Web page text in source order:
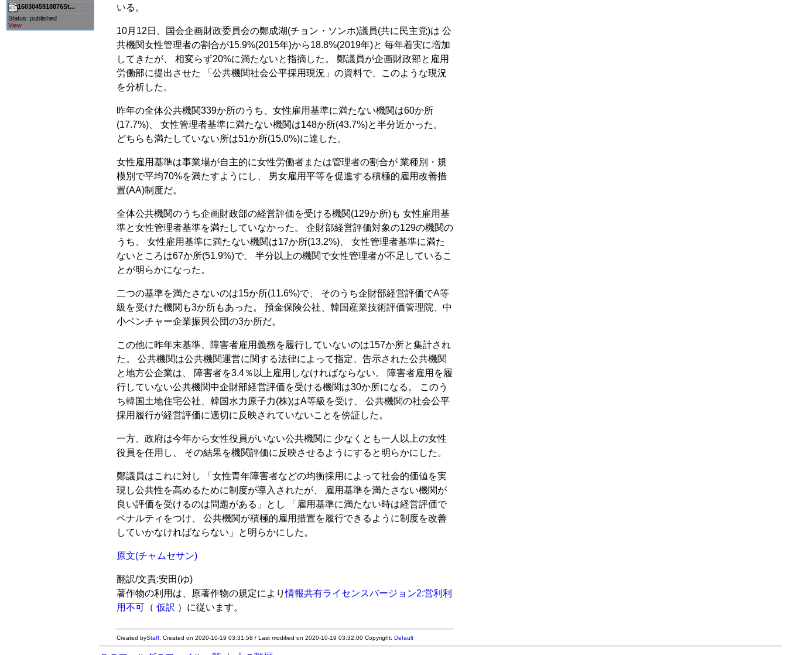
1603045918876St...
Status: published
View
いる。
10月12日、国会企画財政委員会の鄭成湖(チョン・ソンホ)議員(共に民主党)は 公
共機関女性管理者の割合が15.9%(2015年)から18.8%(2019年)と 毎年着実に増加
してきたが、 相変らず20%に満たないと指摘した。 鄭議員が企画財政部と雇用
労働部に提出させた 「公共機関社会公平採用現況」の資料で、このような現況
を分析した。
昨年の全体公共機関339か所のうち、女性雇用基準に満たない機関は60か所
(17.7%)、 女性管理者基準に満たない機関は148か所(43.7%)と半分近かった。
どちらも満たしていない所は51か所(15.0%)に達した。
女性雇用基準は事業場が自主的に女性労働者または管理者の割合が 業種別・規
模別で平均70%を満たすようにし、 男女雇用平等を促進する積極的雇用改善措
置(AA)制度だ。
全体公共機関のうち企画財政部の経営評価を受ける機関(129か所)も 女性雇用基
準と女性管理者基準を満たしていなかった。 企財部経営評価対象の129の機関の
うち、 女性雇用基準に満たない機関は17か所(13.2%)、 女性管理者基準に満た
ないところは67か所(51.9%)で、 半分以上の機関で女性管理者が不足しているこ
とが明らかになった。
二つの基準を満たさないのは15か所(11.6%)で、 そのうち企財部経営評価でA等
級を受けた機関も3か所もあった。 預金保険公社、韓国産業技術評価管理院、中
小ベンチャー企業振興公団の3か所だ。
この他に昨年末基準、障害者雇用義務を履行していないのは157か所と集計され
た。 公共機関は公共機関運営に関する法律によって指定、告示された公共機関
と地方公企業は、 障害者を3.4％以上雇用しなければならない。 障害者雇用を履
行していない公共機関中企財部経営評価を受ける機関は30か所になる。 このう
ち韓国土地住宅公社、韓国水力原子力(株)はA等級を受け、 公共機関の社会公平
採用履行が経営評価に適切に反映されていないことを傍証した。
一方、政府は今年から女性役員がいない公共機関に 少なくとも一人以上の女性
役員を任用し、 その結果を機関評価に反映させるようにすると明らかにした。
鄭議員はこれに対し 「女性青年障害者などの均衡採用によって社会的価値を実
現し公共性を高めるために制度が導入されたが、 雇用基準を満たさない機関が
良い評価を受けるのは問題がある」とし 「雇用基準に満たない時は経営評価で
ペナルティをつけ、 公共機関が積極的雇用措置を履行できるように制度を改善
していかなければならない」と明らかにした。
原文(チャムセサン)
翻訳/文責:安田(ゆ)
著作物の利用は、原著作物の規定により情報共有ライセンスバージョン2:営利利
用不可 （仮訳 ）に従います。
Created byStaff . Created on 2020-10-19 03:31:58 / Last modified on 2020-10-19 03:32:00 Copyright:Default